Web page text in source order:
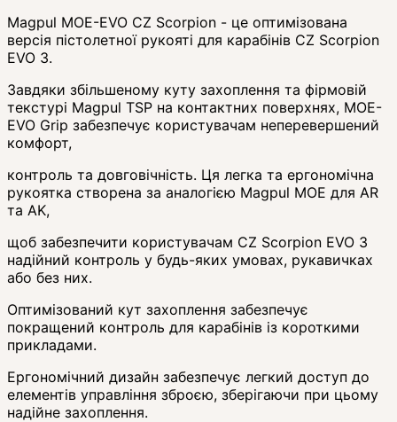
Magpul MOE-EVO CZ Scorpion - це оптимізована
версія пістолетної рукояті для карабінів CZ Scorpion
EVO 3.
Завдяки збільшеному куту захоплення та фірмовій
текстурі Magpul TSP на контактних поверхнях, MOE-
EVO Grip забезпечує користувачам неперевершений
комфорт,
контроль та довговічність. Ця легка та ергономічна
рукоятка створена за аналогією Magpul MOE для AR
та AK,
щоб забезпечити користувачам CZ Scorpion EVO 3
надійний контроль у будь-яких умовах, рукавичках
або без них.
Оптимізований кут захоплення забезпечує
покращений контроль для карабінів із короткими
прикладами.
Ергономічний дизайн забезпечує легкий доступ до
елементів управління зброєю, зберігаючи при цьому
надійне захоплення.